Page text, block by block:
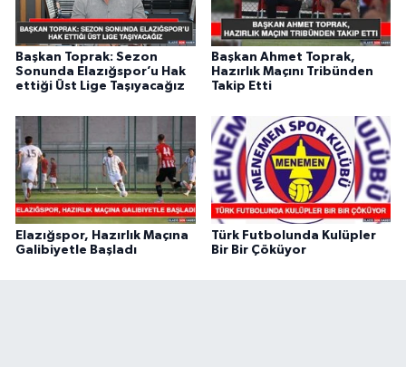
Başkan Toprak: Sezon
Sonunda Elazığspor’u Hak
ettiği Üst Lige Taşıyacağız
Başkan Ahmet Toprak,
Hazırlık Maçını Tribünden
Takip Etti
Elazığspor, Hazırlık Maçına
Galibiyetle Başladı
Türk Futbolunda Kulüpler
Bir Bir Çöküyor